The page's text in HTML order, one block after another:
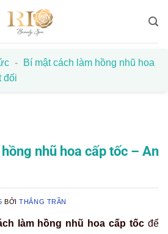
-
Bí mật cách làm hồng nhũ hoa
đối
nhũ hoa cấp tốc – An
BỞITHẮNG TRẦN
làm hồng nhũ hoa cấp tốc để